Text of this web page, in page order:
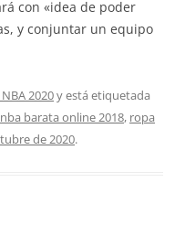
con «idea de poder
y conjuntar un equipo
2020y está etiquetada
barata online 2018, ropa
de 2020.